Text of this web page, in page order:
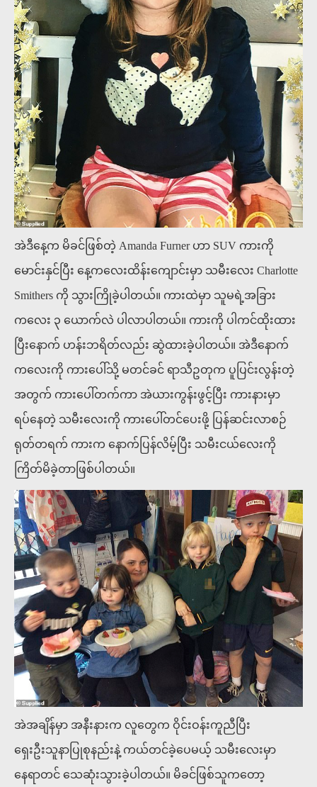
အဲဒီနေ့က မိခင်ဖြစ်တဲ့ Amanda Furner ဟာ SUV ကားကို
မောင်းနှင်ပြီး နေ့ကလေးထိန်းကျောင်းမှာ သမီးလေး Charlotte
Smithers ကို သွားကြိုခဲ့ပါတယ်။ ကားထဲမှာ သူမရဲ့အခြား
ကလေး ၃ ယောက်လဲ ပါလာပါတယ်။ ကားကို ပါကင်ထိုးထား
ပြီးနောက် ဟန်းဘရိတ်လည်း ဆွဲထားခဲ့ပါတယ်။ အဲဒီနောက်
ကလေးကို ကားပေါ်သို့ မတင်ခင် ရာသီဥတုက ပူပြင်းလွန်းတဲ့
အတွက် ကားပေါ်တက်ကာ အဲယားကွန်းဖွင့်ပြီး ကားနားမှာ
ရပ်နေတဲ့ သမီးလေးကို ကားပေါ်တင်ပေးဖို့ ပြန်ဆင်းလာစဉ်
ရုတ်တရက် ကားက နောက်ပြန်လိမ့်ပြီး သမီးငယ်လေးကို
ကြိတ်မိခဲ့တာဖြစ်ပါတယ်။
အဲအချိန်မှာ အနီးနားက လူတွေက ဝိုင်းဝန်းကူညီပြီး
ရှေးဦးသူနာပြုစုနည်းနဲ့ ကယ်တင်ခဲ့ပေမယ့် သမီးလေးမှာ
နေရာတင် သေဆုံးသွားခဲ့ပါတယ်။ မိခင်ဖြစ်သူကတော့